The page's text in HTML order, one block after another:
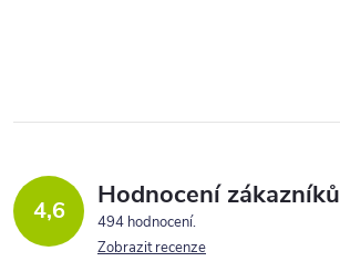
p
v
k
o
á
n 4,6 Hodnocení zákazníků
494 hodnocení
Zobrazit recenze